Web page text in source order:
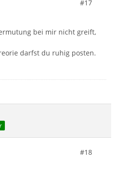
#17
bei mir nicht greift,
darfst du ruhig posten.
#18